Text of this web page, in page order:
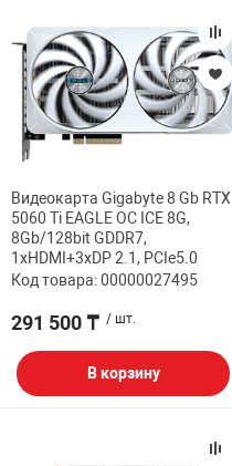
ДОМА
Видеокарта Gigabyte 8 Gb RTX
5060 Ti EAGLE OC ICE 8G,
8Gb/128bit GDDR7,
1хHDMI+3xDP 2.1, PCIe5.0
Код товара: 00000027495
291 500 ₸ / шт.
В корзину